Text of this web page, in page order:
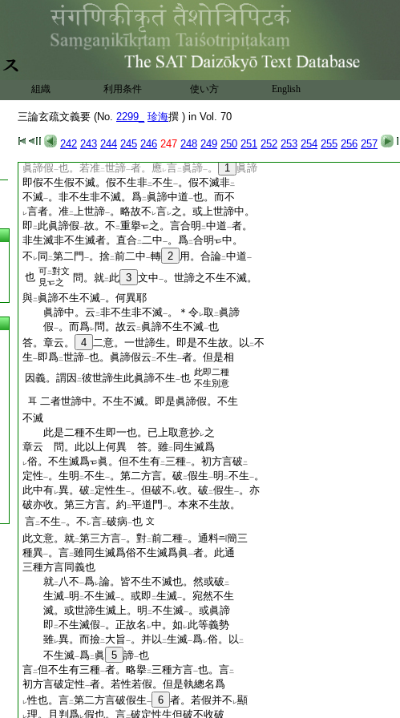
組織 利用条件 使い方 English
三論玄疏文義要 (No. 2299_ 珍海撰 ) in Vol. 70
242 243 244 245 246 247 248 249 250 251 252 253 254 255 256 257
亦是漸捨門義也
已上第二方言
章云。第三方言云。世諦即假生假滅。假生不
生。假滅不滅。不生不滅。爲二世諦中道一。非不
眞諦中道 。二諦合明 中道 者。
非生滅非不生滅
文
15 不生等一者。明 二世諦中一。此是假生。宛然不生。
非レ 破二假生一 。以 レ明二 不 16 生一 也。言 三非不生非不
眞諦中道 者。此直明 眞諦中 。不 先擧
眞諦假一也。若准二世諦一者。應レ言二 眞諦一。 1 眞諦
即假不生假不滅。假不生非二不生一。假不滅非二
不滅一。非不生非不滅。爲二 眞諦中道一也。而不
レ言者。准二上世諦一。略故不 レ言レ之。或上世諦中。
即 二 此眞諦假一故。不 二重擧 之。言合明 二中道一者。
非生滅非不生滅者。直合二二中一。爲二合明
中。
不 レ 同 二第二門 一。捨二前二中一轉 2 用。合論二中道一
也 可二對文
見
之 問。就二 此 3 文中一。世諦之不生不滅。
與二 眞諦不生不滅一。何異耶
眞諦中。云 二非不生非不滅一。＊令レ取 二 眞諦
假一。而爲レ問。故云 二 眞諦不生不滅一也
答。章云。
4 二意。一世諦生。即是不生故。以 二不
生一即爲二世諦一也。眞諦假云 二不生一者。但是相
因義。謂因 二彼世諦生此眞諦不生一也 此即二種
不生別意
耳 二者世諦中。不生不滅。即是眞諦假。不生
不滅
此是二種不生即一也。已上取意抄レ之
章云 問。此以上何異 答。雖二 同生滅爲
レ俗。不生滅爲 眞。但不生有二三種一。初方言破 二
定性一。生明 二不生一。第二方言。破 二假生一明 二不生一。
此中有レ異。破 二 定性生一。但破不 レ收。破 二假生一。亦
破亦收。第三方言。約 二平道門 一。本來不生故。
言二不生一。不 レ言二破病一也 文
此文意。就二第三方言一。對二前二種一。通料
簡三
種異一。言二雖同生滅爲俗不生滅爲眞一者。此通
三種方言同義也
就二 八不一爲レ論。皆不生不滅也。然或破 二
生滅一明 二不生滅一。或即 二生滅一。宛然不生
滅。或世諦生滅上。明 二不生滅一。或眞諦
即 二不生滅假一。正故名 レ中。如 レ此等義勢
雖レ異。而撿二 大旨一。并以 二生滅一爲レ俗。以 二
不生滅一爲二 眞 5 諦一也
言二但不生有三種一者。略擧二三種方言一也。言二
初方言破定性一者。若性若假。但是執總名爲
レ性也。言二第二方言破假生一 6 者。若假并不 レ顯
レ理。且判爲レ假也。言二破定性生但破不收破